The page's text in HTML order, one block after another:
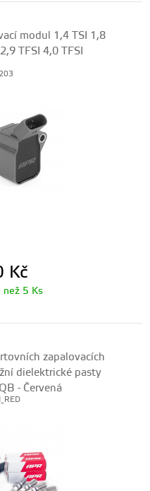
modul 1,4 TSI 1,8
TFSI 4,0 TFSI
Kč
než 5 Ks
zapalovacích
dielektrické pasty
- Červená